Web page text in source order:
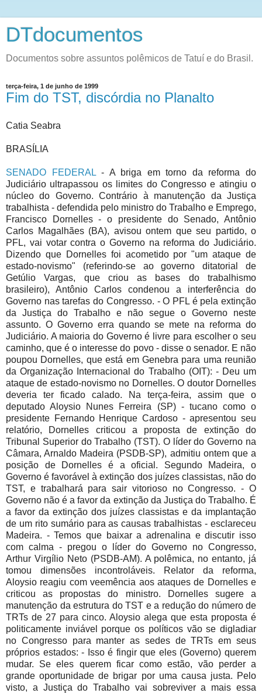
DTdocumentos
Documentos sobre assuntos polêmicos de Tatuí e do Brasil.
terça-feira, 1 de junho de 1999
Fim do TST, discórdia no Planalto
Catia Seabra
BRASÍLIA
SENADO FEDERAL- A briga em torno da reforma do
Judiciário ultrapassou os limites do Congresso e atingiu o
núcleo do Governo. Contrário à manutenção da Justiça
trabalhista - defendida pelo ministro do Trabalho e Emprego,
Francisco Dornelles - o presidente do Senado, Antônio
Carlos Magalhães (BA), avisou ontem que seu partido, o
PFL, vai votar contra o Governo na reforma do Judiciário.
Dizendo que Dornelles foi acometido por "um ataque de
estado-novismo" (referindo-se ao governo ditatorial de
Getúlio Vargas, que criou as bases do trabalhismo
brasileiro), Antônio Carlos condenou a interferência do
Governo nas tarefas do Congresso. - O PFL é pela extinção
da Justiça do Trabalho e não segue o Governo neste
assunto. O Governo erra quando se mete na reforma do
Judiciário. A maioria do Governo é livre para escolher o seu
caminho, que é o interesse do povo - disse o senador. E não
poupou Dornelles, que está em Genebra para uma reunião
da Organização Internacional do Trabalho (OIT): - Deu um
ataque de estado-novismo no Dornelles. O doutor Dornelles
deveria ter ficado calado. Na terça-feira, assim que o
deputado Aloysio Nunes Ferreira (SP) - tucano como o
presidente Fernando Henrique Cardoso - apresentou seu
relatório, Dornelles criticou a proposta de extinção do
Tribunal Superior do Trabalho (TST). O líder do Governo na
Câmara, Arnaldo Madeira (PSDB-SP), admitiu ontem que a
posição de Dornelles é a oficial. Segundo Madeira, o
Governo é favorável à extinção dos juízes classistas, não do
TST, e trabalhará para sair vitorioso no Congresso. - O
Governo não é a favor da extinção da Justiça do Trabalho. É
a favor da extinção dos juízes classistas e da implantação
de um rito sumário para as causas trabalhistas - esclareceu
Madeira. - Temos que baixar a adrenalina e discutir isso
com calma - pregou o líder do Governo no Congresso,
Arthur Virgílio Neto (PSDB-AM). A polêmica, no entanto, já
tomou dimensões incontroláveis. Relator da reforma,
Aloysio reagiu com veemência aos ataques de Dornelles e
criticou as propostas do ministro. Dornelles sugere a
manutenção da estrutura do TST e a redução do número de
TRTs de 27 para cinco. Aloysio alega que esta proposta é
politicamente inviável porque os políticos vão se digladiar
no Congresso para manter as sedes de TRTs em seus
próprios estados: - Isso é fingir que eles (Governo) querem
mudar. Se eles querem ficar como estão, vão perder a
grande oportunidade de brigar por uma causa justa. Pelo
visto, a Justiça do Trabalho vai sobreviver a mais essa